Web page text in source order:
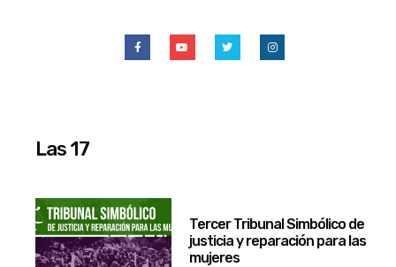
Las 17
Tercer Tribunal Simbólico de
justicia y reparación para las
mujeres